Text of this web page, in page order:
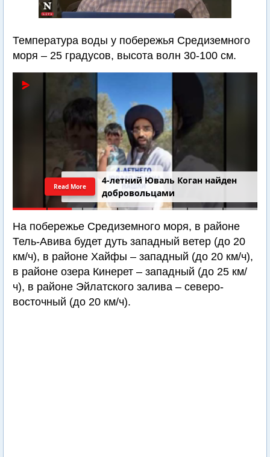
Температура воды у побережья Средиземного
моря – 25 градусов, высота волн 30-100 см.
4-летний Юваль Коган найден
добровольцами
Read More
На побережье Средиземного моря, в районе
Тель-Авива будет дуть западный ветер (до 20
км/ч), в районе Хайфы – западный (до 20 км/ч),
в районе озера Кинерет – западный (до 25 км/
ч), в районе Эйлатского залива – северо-
восточный (до 20 км/ч).